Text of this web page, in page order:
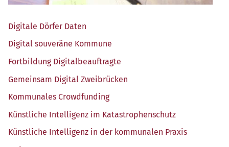
Digi­ta­le Dör­fer Daten
Digi­tal sou­ve­rä­ne Kommune
Fort­bil­dung Digitalbeauftragte
Gemein­sam Digi­tal Zweibrücken
Kom­mu­na­les Crowdfunding
Künst­li­che Intel­li­genz im Katastrophenschutz
Künst­li­che Intel­li­genz in der kom­mu­na­len Praxis